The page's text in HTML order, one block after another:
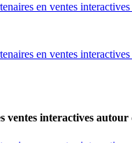
en ventes interactives
en ventes interactives
ventes interactives